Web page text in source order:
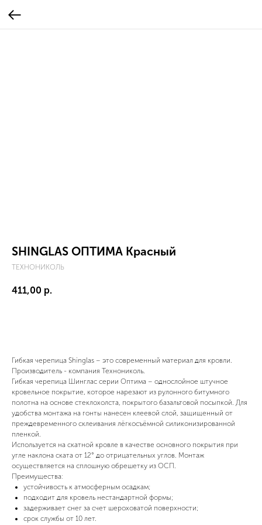
SHINGLAS ОПТИМА Красный
ТЕХНОНИКОЛЬ
411,00 р.
Гибкая черепица Shinglas – это современный материал для кровли.
Производитель - компания Технониколь.
Гибкая черепица Шинглас серии Оптима – однослойное штучное
кровельное покрытие, которое нарезают из рулонного битумного
полотна на основе стеклохолста, покрытого базальтовой посыпкой. Для
удобства монтажа на гонты нанесен клеевой слой, защищенный от
преждевременного склеивания лёгкосъёмной силиконизированной
пленкой.
Используется на скатной кровле в качестве основного покрытия при
угле наклона ската от 12° до отрицательных углов. Монтаж
осуществляется на сплошную обрешетку из ОСП.
Преимущества:
устойчивость к атмосферным осадкам;
подходит для кровель нестандартной формы;
задерживает снег за счет шероховатой поверхности;
срок службы от 10 лет.